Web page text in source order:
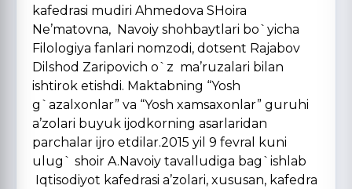
kafedrasi mudiri Ahmedova SHoira
Ne’matovna, Navoiy shohbaytlari bo`yicha
Filologiya fanlari nomzodi, dotsent Rajabov
Dilshod Zaripovich o`z ma’ruzalari bilan
ishtirok etishdi. Maktabning “Yosh
g`azalxonlar” va “Yosh xamsaxonlar” guruhi
a’zolari buyuk ijodkorning asarlaridan
parchalar ijro etdilar.2015 yil 9 fevral kuni
ulug` shoir A.Navoiy tavalludiga bag`ishlab
Iqtisodiyot kafedrasi a’zolari, xususan, kafedra